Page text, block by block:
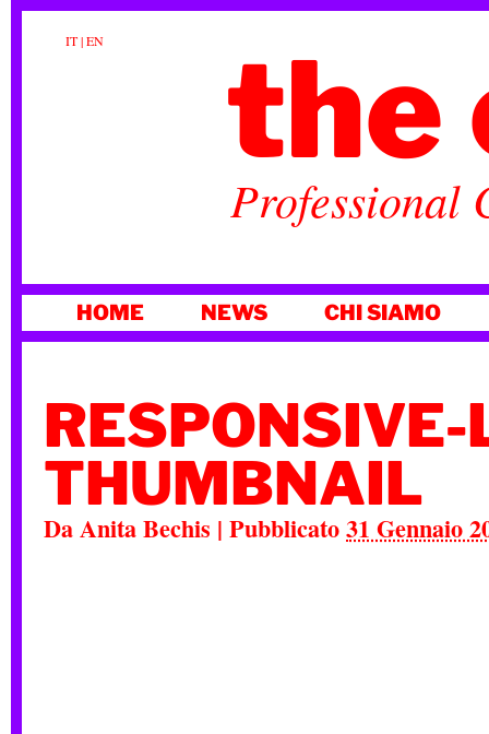
IT|EN the
Professional
AL
HOME NEWS CHI SIAMO
THUMBNAIL
DaAnita Bechis | Pubblicato31 Gennaio